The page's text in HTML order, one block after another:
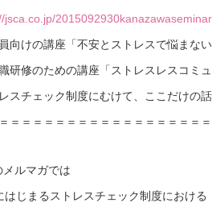
jsca.co.jp/
向けの講座「不安とストレスで悩まない
研修のための講座「ストレスレスコミュ
スチェック制度にむけて、ここだけの話
＝＝＝＝＝＝＝＝＝＝＝＝＝＝＝＝＝
メルマガでは
はじまるストレスチェック制度における